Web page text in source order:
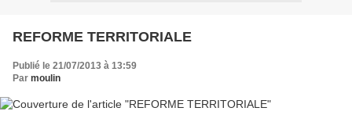
REFORME TERRITORIALE
Publié le 21/07/2013 à 13:59
Par moulin